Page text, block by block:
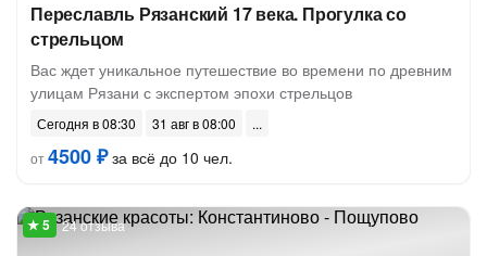
Переславль Рязанский 17 века. Прогулка со
стрельцом
Вас ждет уникальное путешествие во времени по древним
улицам Рязани с экспертом эпохи стрельцов
Сегодня в 08:30
31 авг в 08:00
от4500 ₽за всё до 10 чел.
24 отзыва